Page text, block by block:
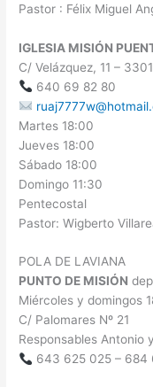
Pastor : Félix Miguel
IGLESIA MISIÓN
C/ Velázquez, 11 –
640 69 82 80
Martes 18:00
Jueves 18:00
Sábado 18:00
Domingo 11:30
Pentecostal
Pastor: Wigberto
POLA DE LAVIANA
PUNTO DE MISIÓN
Miércoles y domingos
C/ Palomares Nº 21
Responsables Antonio
643 625 025 – 684